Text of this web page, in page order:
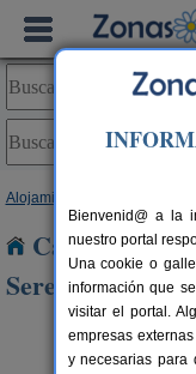
Alojamientos
Casas
Serena
Bienvenid@ a la
nuestro portal
Una cookie o
información que
visitar el portal.
empresas
y necesarias para